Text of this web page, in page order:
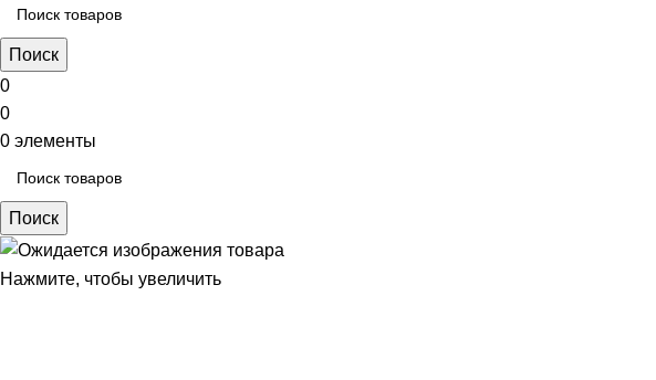
Поиск
0
0
0 элементы
Поиск
Нажмите, чтобы увеличить